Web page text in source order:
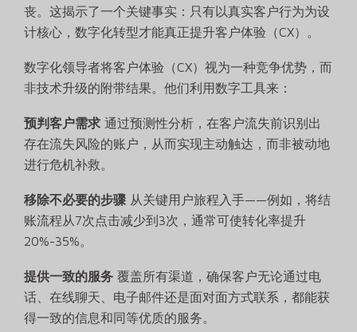
丧。这揭示了一个关键事实：只有以真实客户行为为设
计核心，数字化转型才能真正提升客户体验（CX）。
数字化领导者将客户体验（CX）视为一种竞争优势，而
非技术升级的附带结果。他们利用数字工具来：
预判客户需求 通过预测性分析，在客户流失前识别出
存在流失风险的账户，从而实现主动触达，而非被动地
进行危机补救。
移除不必要的步骤 从关键用户旅程入手——例如，将结
账流程从7次点击减少到3次，通常可使转化率提升
20%-35%。
提供一致的服务 覆盖所有渠道，确保客户无论通过电
话、在线聊天、电子邮件还是面对面方式联系，都能获
得一致的信息和同等优质的服务。